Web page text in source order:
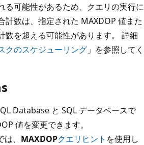
る可能性があるため、クエリの実行に
計数は、指定された MAXDOP 値また
数を超える可能性があります。 詳細
クのスケジューリング 」を参照してく
Database と SQL データベースで
値を変更できます。
、 MAXDOPクエリヒント を使用し